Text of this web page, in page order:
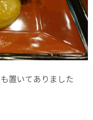
も置いてありました